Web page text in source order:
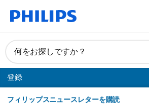
何をお探しですか？
登録
フィリップスニュースレターを購読
替刃